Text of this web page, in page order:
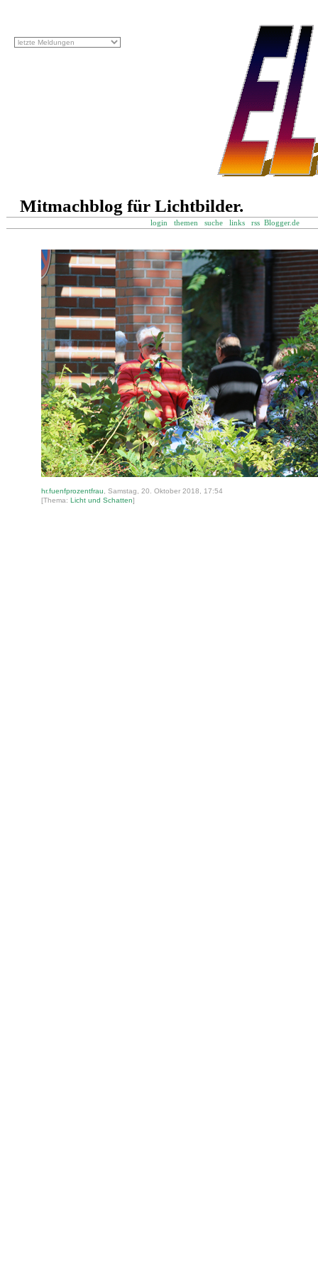
Mitmachblog für Lichtbilder.
login themen suche links rss Blogger.de
hr.fuenfprozentfrau , Samstag, 20. Oktober 2018, 17:54
[Thema: Licht und Schatten]